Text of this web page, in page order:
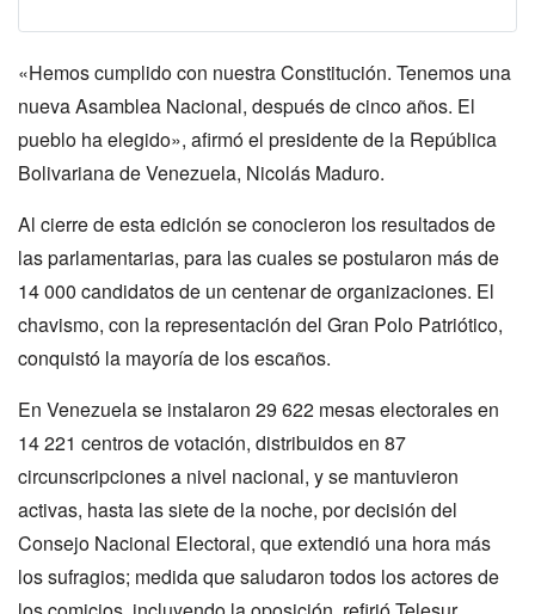
«Hemos cumplido con nuestra Constitución. Tenemos una
nueva Asamblea Nacional, después de cinco años. El
pueblo ha elegido», afirmó el presidente de la República
Bolivariana de Venezuela, Nicolás Maduro.
Al cierre de esta edición se conocieron los resultados de
las parlamentarias, para las cuales se postularon más de
14 000 candidatos de un centenar de organizaciones. El
chavismo, con la representación del Gran Polo Patriótico,
conquistó la mayoría de los escaños.
En Venezuela se instalaron 29 622 mesas electorales en
14 221 centros de votación, distribuidos en 87
circunscripciones a nivel nacional, y se mantuvieron
activas, hasta las siete de la noche, por decisión del
Consejo Nacional Electoral, que extendió una hora más
los sufragios; medida que saludaron todos los actores de